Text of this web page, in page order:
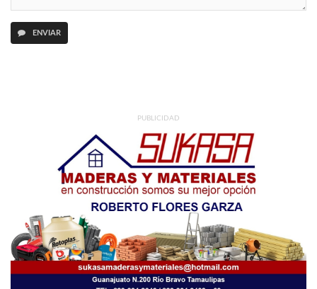
ENVIAR
PUBLICIDAD